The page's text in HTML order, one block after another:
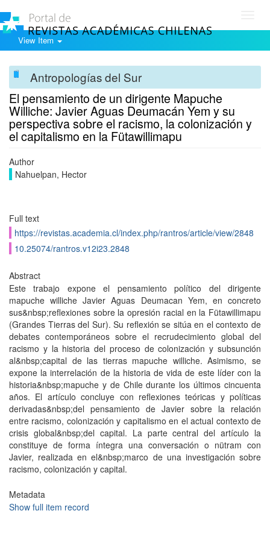
View Item
Antropologías del Sur
El pensamiento de un dirigente Mapuche
Williche: Javier Aguas Deumacán Yem y su
perspectiva sobre el racismo, la colonización y
el capitalismo en la Fütawillimapu
Author
Nahuelpan, Hector
Full text
https://revistas.academia.cl/index.php/rantros/article/view/2848
10.25074/rantros.v12i23.2848
Abstract
Este trabajo expone el pensamiento político del dirigente
mapuche williche Javier Aguas Deumacan Yem, en concreto
sus&nbsp;reflexiones sobre la opresión racial en la Fütawillimapu
(Grandes Tierras del Sur). Su reflexión se sitúa en el contexto de
debates contemporáneos sobre el recrudecimiento global del
racismo y la historia del proceso de colonización y subsunción
al&nbsp;capital de las tierras mapuche williche. Asimismo, se
expone la interrelación de la historia de vida de este líder con la
historia&nbsp;mapuche y de Chile durante los últimos cincuenta
años. El artículo concluye con reflexiones teóricas y políticas
derivadas&nbsp;del pensamiento de Javier sobre la relación
entre racismo, colonización y capitalismo en el actual contexto de
crisis global&nbsp;del capital. La parte central del artículo la
constituye de forma íntegra una conversación o nütram con
Javier, realizada en el&nbsp;marco de una investigación sobre
racismo, colonización y capital.
Metadata
Show full item record